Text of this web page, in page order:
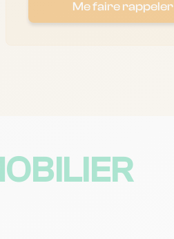
Me faire rappeler